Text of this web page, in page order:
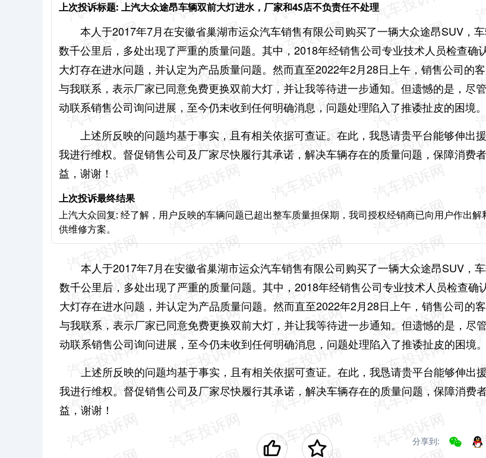
上次投诉标题: 上汽大众途昂车辆双前大灯进水，厂家和4S店不负责任不处理
本人于2017年7月在安徽省巢湖市运众汽车销售有限公司购买了一辆大众途昂SUV，
数千公里后，多处出现了严重的质量问题。其中，2018年经销售公司专业技术人员检查确
大灯存在进水问题，并认定为产品质量问题。然而直至2022年2月28日上午，销售公司的
与我联系，表示厂家已同意免费更换双前大灯，并让我等待进一步通知。但遗憾的是，尽
动联系销售公司询问进展，至今仍未收到任何明确消息，问题处理陷入了推诿扯皮的困境。
上述所反映的问题均基于事实，且有相关依据可查证。在此，我恳请贵平台能够伸出
我进行维权。督促销售公司及厂家尽快履行其承诺，解决车辆存在的质量问题，保障消费
益，谢谢！
上次投诉最终结果
上汽大众回复: 经了解，用户反映的车辆问题已超出整车质量担保期，我司授权经销商已向用户作出解
供维修方案。
本人于2017年7月在安徽省巢湖市运众汽车销售有限公司购买了一辆大众途昂SUV，
数千公里后，多处出现了严重的质量问题。其中，2018年经销售公司专业技术人员检查确
大灯存在进水问题，并认定为产品质量问题。然而直至2022年2月28日上午，销售公司的
与我联系，表示厂家已同意免费更换双前大灯，并让我等待进一步通知。但遗憾的是，尽
动联系销售公司询问进展，至今仍未收到任何明确消息，问题处理陷入了推诿扯皮的困境。
上述所反映的问题均基于事实，且有相关依据可查证。在此，我恳请贵平台能够伸出
我进行维权。督促销售公司及厂家尽快履行其承诺，解决车辆存在的质量问题，保障消费
益，谢谢！
分享到: